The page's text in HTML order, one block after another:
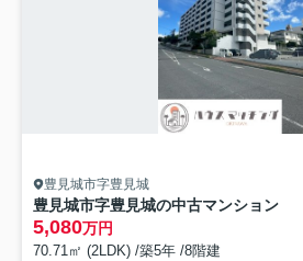
豊見城市字豊見城
豊見城市字豊見城の中古マンション
5,080万円
70.71㎡ (2LDK) /築5年 /8階建